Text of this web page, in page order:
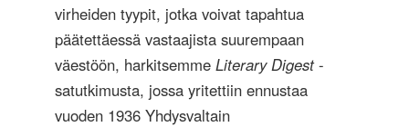
virheiden tyypit, jotka voivat tapahtua
päätettäessä vastaajista suurempaan
väestöön, harkitsemme Literary Digest-
satutkimusta, jossa yritettiin ennustaa
vuoden 1936 Yhdysvaltain